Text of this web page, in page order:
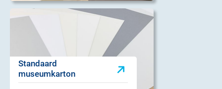
Standaard
museumkarton